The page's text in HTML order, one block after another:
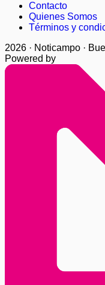
Contacto
Quienes Somos
Términos y
2026 · Noticampo ·
Powered by